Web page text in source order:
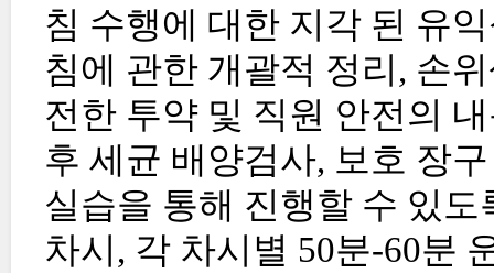
침 수행에 대한 지각 된 유
침에 관한 개괄적 정리, 손
전한 투약 및 직원 안전의
후 세균 배양검사, 보호 장
실습을 통해 진행할 수 있
차시, 각 차시별 50분-60분